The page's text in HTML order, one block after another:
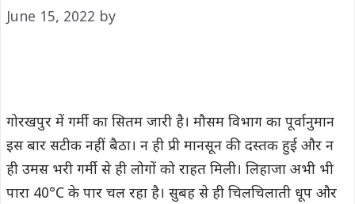
June 15, 2022 by
गोरखपुर में गर्मी का सितम जारी है। मौसम विभाग का पूर्वानुमान
इस बार सटीक नहीं बैठा। न ही प्री मानसून की दस्तक हुई और न
ही उमस भरी गर्मी से ही लोगों को राहत मिली। लिहाजा अभी भी
पारा 40°C के पार चल रहा है। सुबह से ही चिलचिलाती धूप और